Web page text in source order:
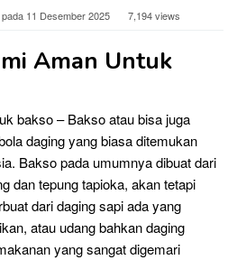
11 Desember 2025 7,194 views
Aman Untuk
bakso – Bakso atau bisa juga
daging yang biasa ditemukan
Bakso pada umumnya dibuat dari
dan tepung tapioka, akan tetapi
dari daging sapi ada yang
atau udang bahkan daging
yang sangat digemari